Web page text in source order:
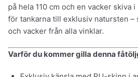
på hela 110 cm och en vacker skiva
för tankarna till exklusiv natursten –
och vacker från alla vinklar.
Varför du kommer gilla denna